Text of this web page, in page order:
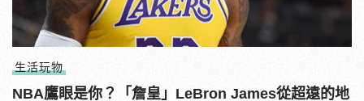
生活玩物
NBA鷹眼是你？「詹皇」LeBron James從超遠的地